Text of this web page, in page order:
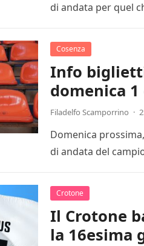
di andata per quel
Cosenza
Info biglietti
domenica
Filadelfo Scamporrino ·
Domenica
di andata del
Crotone
Il Crotone
la 16esima